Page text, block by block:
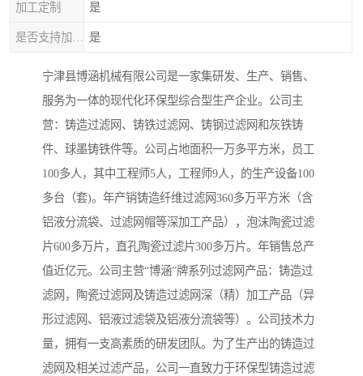
加工定制 是
是
宁津县博涵机械有限公司是一家集研发、生产、销售、
服务为一体的现代化环保型综合型生产企业。公司主
营：铸造过滤网、铸铁过滤网、铸钢过滤网和灰铁铸
件、球墨铸铁件等。公司占地面积一万多平方米，员工
100多人，其中工程师5人，工程师9人，的生产设备100
多台（套)。年产销铸造纤维过滤网360多万平方米（含
铝液分流袋、过滤网帽等深加工产品），泡沫陶瓷过滤
片600多万片，直孔陶瓷过滤片300多万片。年销售总产
值近亿元。公司主营“博涵”牌系列过滤网产品：铸造过
滤网，陶瓷过滤网及铸造过滤网深（精）加工产品（异
形过滤网、铝液过滤袋及铝液分流袋等）。公司技术力
量，拥有一支高素质的研发团队。为了生产出的铸造过
滤网及相关过滤产品，公司一直致力于环保型铸造过滤